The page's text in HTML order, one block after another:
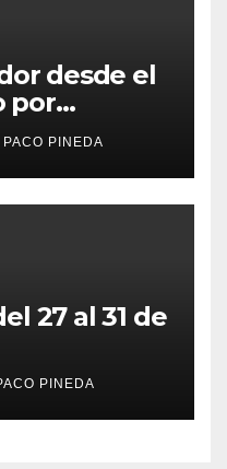
desde el
por
PACO PINEDA
27 al 31 de
PINEDA